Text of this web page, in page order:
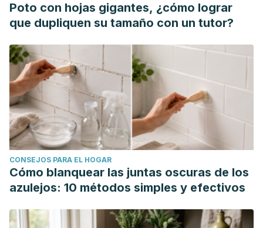
Poto con hojas gigantes, ¿cómo lograr
que dupliquen su tamaño con un tutor?
CONSEJOS PARA EL HOGAR
Cómo blanquear las juntas oscuras de los
azulejos: 10 métodos simples y efectivos